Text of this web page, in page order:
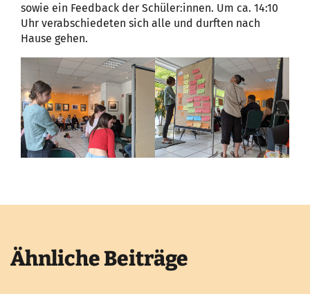
sowie ein Feedback der Schüler:innen. Um ca. 14:10
Uhr verabschiedeten sich alle und durften nach
Hause gehen.
Ähnliche Beiträge